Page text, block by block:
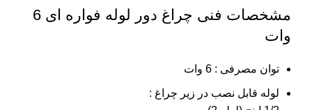
مشخصات فنی چراغ دور لوله فواره ای 6
وات
توان مصرفی : 6 وات
لوله قابل نصب در زیر چراغ :